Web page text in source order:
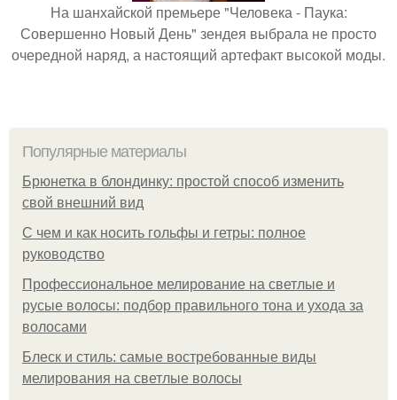
На шанхайской премьере "Человека - Паука:
Совершенно Новый День" зендея выбрала не просто
очередной наряд, а настоящий артефакт высокой моды.
Популярные материалы
Брюнетка в блондинку: простой способ изменить
свой внешний вид
С чем и как носить гольфы и гетры: полное
руководство
Профессиональное мелирование на светлые и
русые волосы: подбор правильного тона и ухода за
волосами
Блеск и стиль: самые востребованные виды
мелирования на светлые волосы